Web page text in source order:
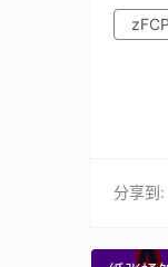
zFCP
分享到: